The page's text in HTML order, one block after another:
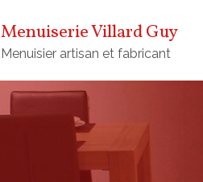
Menuiserie Villard Guy
Menuisier artisan et fabricant